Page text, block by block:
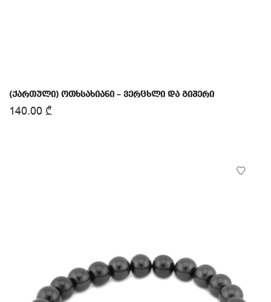
(ქართული) ოთხსახიანი – ვერცხლი და გიშერი
140.00 ₾